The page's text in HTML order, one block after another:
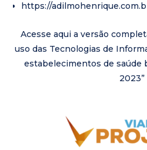
https://
Acesse aqui a versão
uso das Tecnologias de
estabelecimentos de saúde
2023”